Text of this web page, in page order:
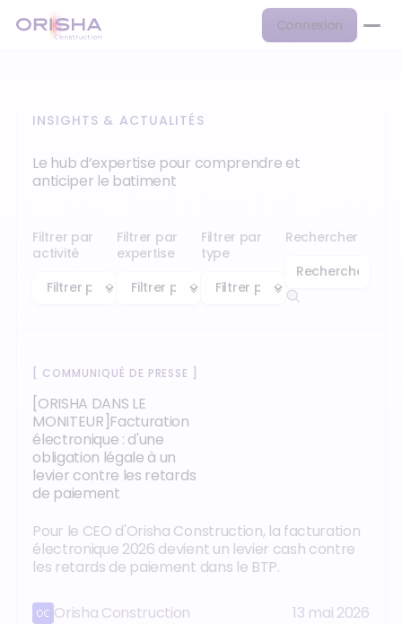
Connexion
INSIGHTS & ACTUALITÉS
Le hub d’expertise pour comprendre et
anticiper le batiment
Filtrer par
activité
Filtrer par
expertise
Filtrer par
type
Rechercher
COMMUNIQUÉ DE PRESSE
[ORISHA DANS LE
MONITEUR]Facturation
électronique : d'une
obligation légale à un
levier contre les retards
de paiement
Pour le CEO d'Orisha Construction, la facturation
électronique 2026 devient un levier cash contre
les retards de paiement dans le BTP.
Orisha Construction 13 mai 2026